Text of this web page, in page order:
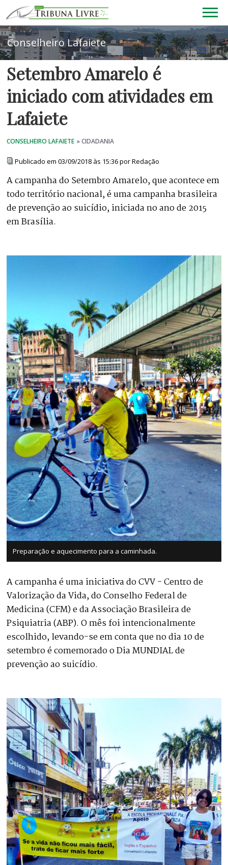
Setembro Amarelo é
iniciado com atividades em
Lafaiete
Publicado em 03/09/2018 às 15:36 por Redação
A campanha do Setembro Amarelo, que acontece em
todo território nacional, é uma campanha brasileira
de prevenção ao suicídio, iniciada no ano de 2015
em Brasília.
Preparação e aquecimento para a caminhada.
A campanha é uma iniciativa do CVV - Centro de
Valorização da Vida, do Conselho Federal de
Medicina (CFM) e da Associação Brasileira de
Psiquiatria (ABP). O mês foi intencionalmente
escolhido, levando-se em conta que no dia 10 de
setembro é comemorado o Dia MUNDIAL de
prevenção ao suicídio.